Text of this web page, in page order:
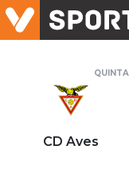
CD Aves